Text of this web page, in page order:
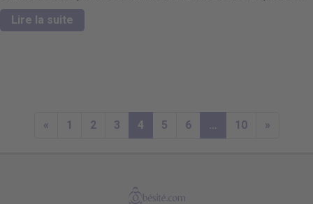
Lire la suite
« 1 2 3 4 5 6 … 10 »